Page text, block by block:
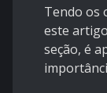
Tendo os
este
seção, é